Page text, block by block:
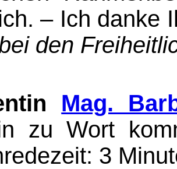
– Ich danke
den
Mag.
zu Wort
3